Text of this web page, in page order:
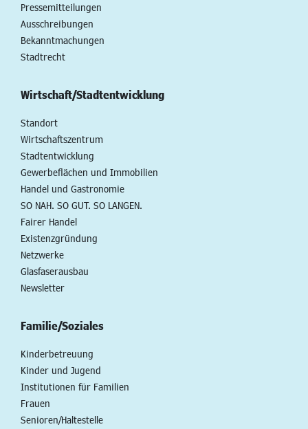
Pressemitteilungen
Ausschreibungen
Bekanntmachungen
Stadtrecht
Wirtschaft/Stadtentwicklung
Standort
Wirtschaftszentrum
Stadtentwicklung
Gewerbeflächen und Immobilien
Handel und Gastronomie
SO NAH. SO GUT. SO LANGEN.
Fairer Handel
Existenzgründung
Netzwerke
Glasfaserausbau
Newsletter
Familie/Soziales
Kinderbetreuung
Kinder und Jugend
Institutionen für Familien
Frauen
Senioren/Haltestelle